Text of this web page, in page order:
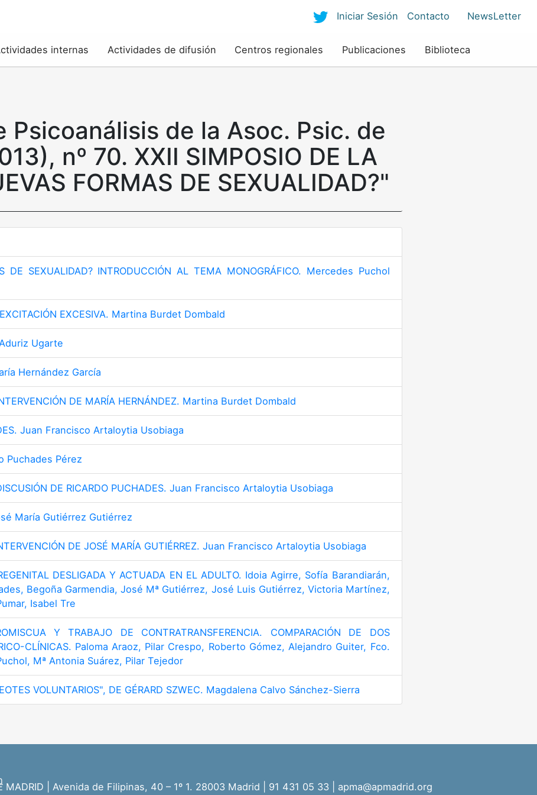
Iniciar Sesión Contacto NewsLetter
internas Actividades de difusión Centros regionales Publicaciones Biblioteca
Psicoanálisis de la Asoc. Psic. de
nº 70. XXII SIMPOSIO DE LA
FORMAS DE SEXUALIDAD?"
DE SEXUALIDAD? INTRODUCCIÓN AL TEMA MONOGRÁFICO. Mercedes Puchol
EXCESIVA. Martina Burdet Dombald
Ugarte
Hernández García
DE MARÍA HERNÁNDEZ. Martina Burdet Dombald
Juan Francisco Artaloytia Usobiaga
Puchades Pérez
DE RICARDO PUCHADES. Juan Francisco Artaloytia Usobiaga
María Gutiérrez Gutiérrez
DE JOSÉ MARÍA GUTIÉRREZ. Juan Francisco Artaloytia Usobiaga
DESLIGADA Y ACTUADA EN EL ADULTO. Idoia Agirre, Sofía Barandiarán,
Begoña Garmendia, José Mª Gutiérrez, José Luis Gutiérrez, Victoria Martínez,
Isabel Tre
Y TRABAJO DE CONTRATRANSFERENCIA. COMPARACIÓN DE DOS
CLÍNICAS. Paloma Araoz, Pilar Crespo, Roberto Gómez, Alejandro Guiter, Fco.
Mª Antonia Suárez, Pilar Tejedor
VOLUNTARIOS", DE GÉRARD SZWEC. Magdalena Calvo Sánchez-Sierra
MADRID | Avenida de Filipinas, 40 – 1º 1. 28003 Madrid | 91 431 05 33 | apma@apmadrid.org